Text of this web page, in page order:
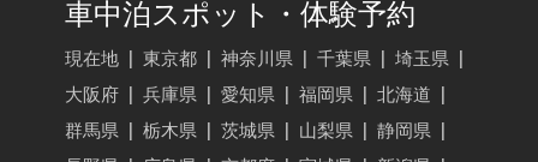
車中泊スポット・体験予約
現在地 東京都 神奈川県 千葉県 埼玉県
大阪府
兵庫県 愛知県 福岡県 北海道
群馬県
栃木県 茨城県 山梨県 静岡県